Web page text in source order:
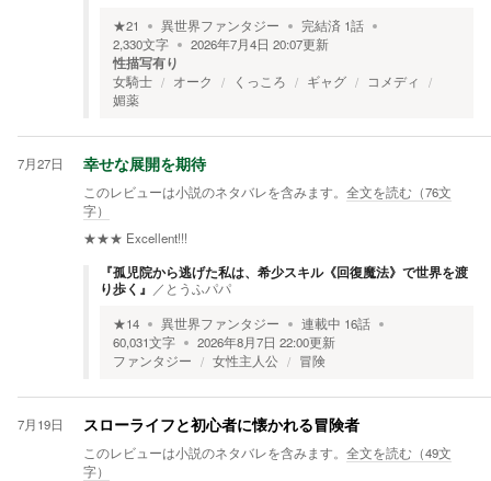
★21 異世界ファンタジー 完結済 1話
2,330文字 2026年7月4日 20:07更新
性描写有り
女騎士 オーク くっころ ギャグ
コメディ
媚薬
7月27日 幸せな展開を期待
このレビューは小説のネタバレを含みます。 全文を読む（76文
字）
★★★ Excellent!!!
『孤児院から逃げた私は、希少スキル《回復魔法》で世界を渡
り歩く』 ／ とうふパパ
★14 異世界ファンタジー 連載中 16話
60,031文字 2026年8月7日 22:00更新
ファンタジー
女性主人公 冒険
7月19日 スローライフと初心者に懐かれる冒険者
このレビューは小説のネタバレを含みます。 全文を読む（49文
字）